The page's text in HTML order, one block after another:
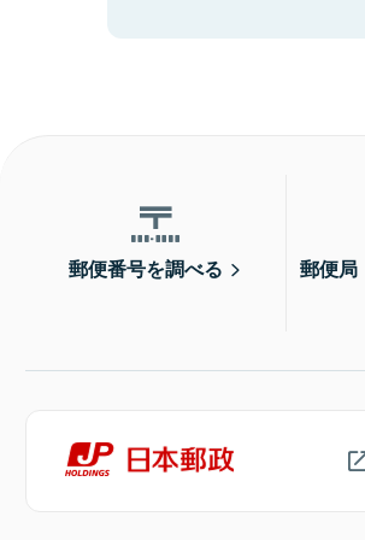
郵便番号を調べる
郵便局